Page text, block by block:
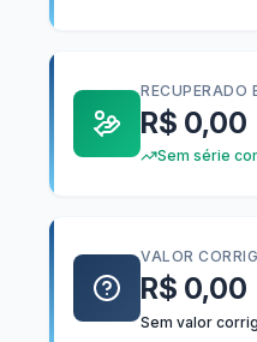
RECUPERADO
R$ 0,00
Sem série
VALOR
R$ 0,00
Sem valor